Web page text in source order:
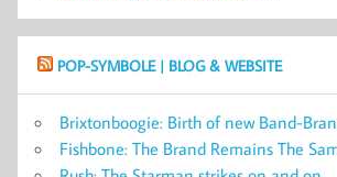
POP-SYMBOLE | BLOG & WEBSITE
Brixtonboogie: Birth of new Band-
Fishbone: The Brand Remains The